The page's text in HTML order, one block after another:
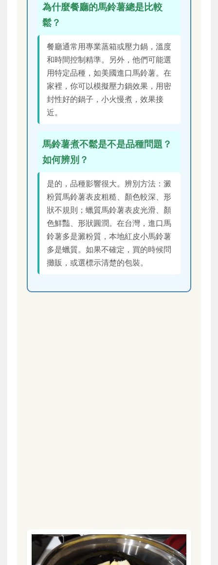
為什麼餐廳的馬鈴薯總是比較
鬆？
餐廳通常用專業蒸箱或壓力鍋，溫度
和時間控制精準。另外，他們可能選
用特定品種，如美國進口馬鈴薯。在
家裡，你可以模擬壓力鍋效果，用密
封性好的鍋子，小火慢煮，效果接
近。
馬鈴薯煮不鬆是不是品種問題？
如何辨別？
是的，品種影響很大。辨別方法：澱
粉質馬鈴薯表皮粗糙、顏色較深、形
狀不規則；蠟質馬鈴薯表皮光滑、顏
色鮮豔、形狀圓潤。在台灣，進口馬
鈴薯多是澱粉質，本地紅皮小馬鈴薯
多是蠟質。如果不確定，買的時候問
攤販，或選標示清楚的包裝。